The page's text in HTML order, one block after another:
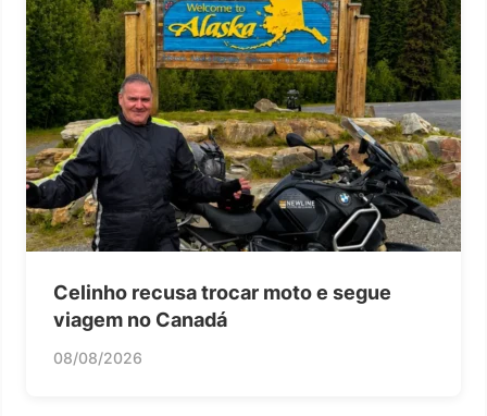
Celinho recusa trocar moto e segue
viagem no Canadá
08/08/2026